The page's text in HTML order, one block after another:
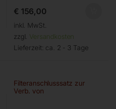
€ 156,00
inkl. MwSt.
zzgl. Versandkosten
Lieferzeit: ca. 2 - 3 Tage
Filteranschlusssatz zur
Verb. von